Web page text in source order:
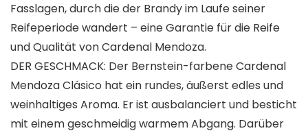
Fasslagen, durch die der Brandy im Laufe seiner
Reifeperiode wandert – eine Garantie für die Reife
und Qualität von Cardenal Mendoza.
DER GESCHMACK: Der Bernstein-farbene Cardenal
Mendoza Clásico hat ein rundes, äußerst edles und
weinhaltiges Aroma. Er ist ausbalanciert und besticht
mit einem geschmeidig warmem Abgang. Darüber